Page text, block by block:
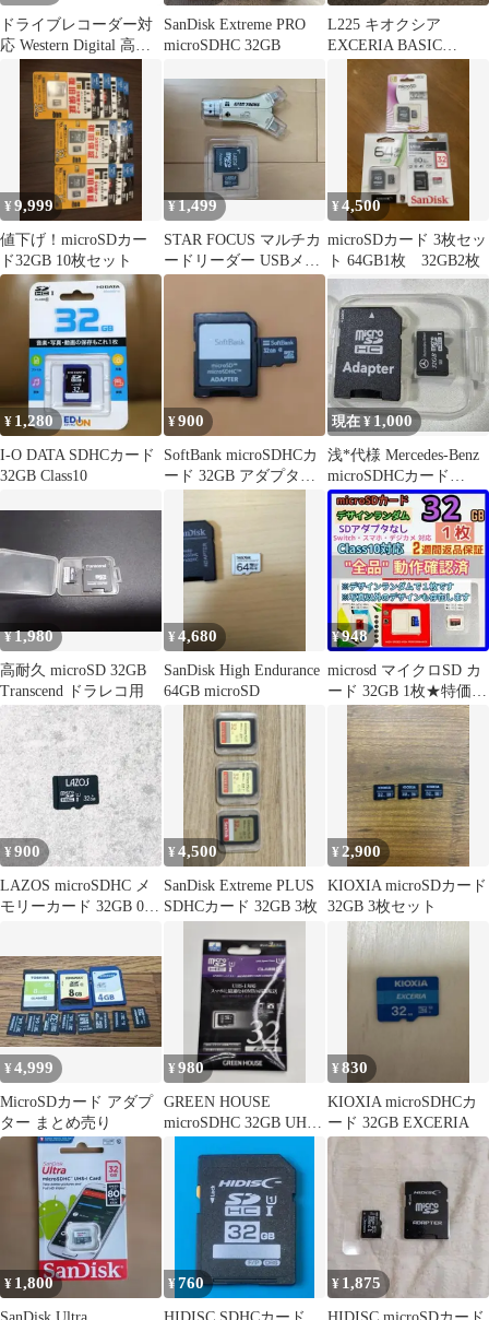
ドライブレコーダー対
応 Western Digital 高耐
ード WDD032G1P0C簡
易包装 Class10 UHS-I
SanDisk Extreme PRO
microSDHC 32GB
L225 キオクシア
EXCERIA BASIC
¥9,999
値下げ！microSDカー
ド32GB 10枚セット
¥1,499
STAR FOCUS マルチカ
ードリーダー USBメモ
リ
¥4,500
microSDカード 3枚セッ
ト 64GB1枚 32GB2枚
¥ 1,280
I-O DATA SDHCカード
32GB Class10
¥900
SoftBank microSDHCカ
ード 32GB アダプター
現在 ¥1,000
浅*代様 Mercedes-Benz
microSDHCカード
32GB アダプ
¥1,980
高耐久 microSD 32GB
Transcend ドラレコ用
¥4,680
SanDisk High Endurance
64GB microSD
¥948
microsd マイクロSD カ
ード 32GB 1枚★特価
品・相性保証★
¥900
LAZOS microSDHC メ
モリーカード 32GB 08-
¥4,500
SanDisk Extreme PLUS
SDHCカード 32GB 3枚
¥2,900
KIOXIA microSDカード
32GB 3枚セット
¥4,999
MicroSDカード アダプ
ター まとめ売り
¥980
GREEN HOUSE
microSDHC 32GB UHS-
¥830
KIOXIA microSDHCカ
ード 32GB EXCERIA
¥ 1,800 ¥760 ¥ 1,875